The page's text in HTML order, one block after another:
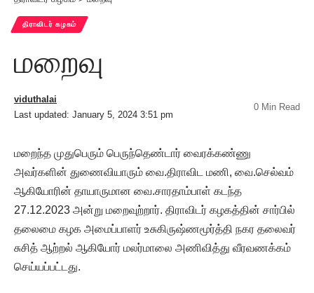
திராவிடர் கழகம்
மறைவு
Last updated: January 5, 2024 3:51 pm
viduthalai
0 Min Read
மறைந்த முதுபெரும் பெருந்தெண்டார் வைரக்கண்ணு
அவர்களின் துணைவியாரும் வை.திராவிட மணி, வை.செல்வம்
ஆகியோரின் தாயாருமான வை.சாரதாம்பாள் கடந்த
27.12.2023 அன்று மறைவுற்றார். திராவிடர் கழகத்தின் சார்பில்
தலைமை கழக அமைப்பாளர் உசுகிருஷ்ணமூர்த்தி நகர தலைவர்
சுசித் ஆற்றல் ஆகியோர் மலர்மாலை அணிவித்து வீரவணக்கம்
செய்யப்பட்டது.